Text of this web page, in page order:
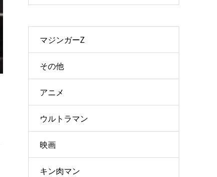
マジンガーZ
その他
アニメ
ウルトラマン
映画
キン肉マン